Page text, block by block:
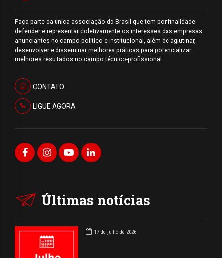
Faça parte da única associação do Brasil que tem por finalidade
defender e representar coletivamente os interesses das empresas
anunciantes no campo político e institucional, além de aglutinar,
desenvolver e disseminar melhores práticas para potencializar
melhores resultados no campo técnico-profissional.
CONTATO
LIGUE AGORA
Últimas notícias
17 de julho de 2026